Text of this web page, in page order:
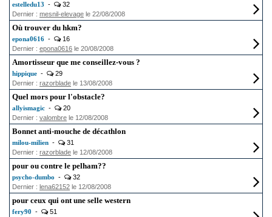
estelledu13 -
32
Dernier : mesnil-elevage le 22/08/2008
Où trouver du hkm?
epona0616 -
16
Dernier : epona0616 le 20/08/2008
Amortisseur que me conseillez-vous ?
hippique -
29
Dernier : razorblade le 13/08/2008
Quel mors pour l'obstacle?
allyismagic -
20
Dernier : valombre le 12/08/2008
Bonnet anti-mouche de décathlon
milou-milien -
31
Dernier : razorblade le 12/08/2008
pour ou contre le pelham??
psycho-dumbo -
32
Dernier : lena62152 le 12/08/2008
pour ceux qui ont une selle western
fery90 -
51